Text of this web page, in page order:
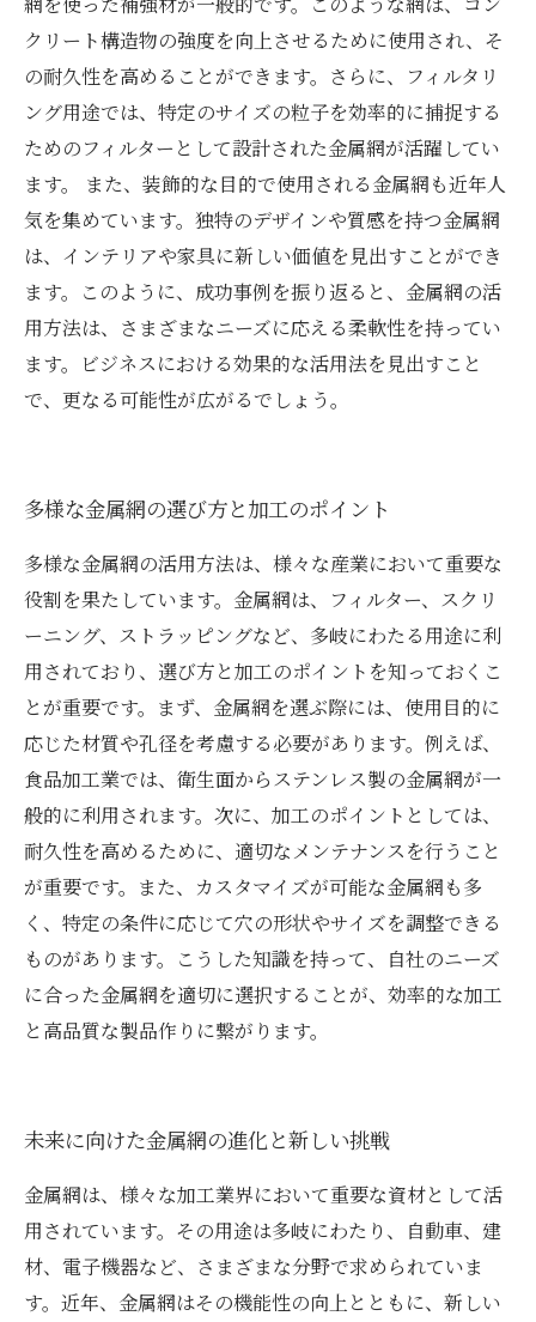
クリート構造物の強度を向上させるために使用され、そ
の耐久性を高めることができます。さらに、フィルタリ
ング用途では、特定のサイズの粒子を効率的に捕捉する
ためのフィルターとして設計された金属網が活躍してい
ます。 また、装飾的な目的で使用される金属網も近年人
気を集めています。独特のデザインや質感を持つ金属網
は、インテリアや家具に新しい価値を見出すことができ
ます。このように、成功事例を振り返ると、金属網の活
用方法は、さまざまなニーズに応える柔軟性を持ってい
ます。ビジネスにおける効果的な活用法を見出すこと
で、更なる可能性が広がるでしょう。
多様な金属網の選び方と加工のポイント
多様な金属網の活用方法は、様々な産業において重要な
役割を果たしています。金属網は、フィルター、スクリ
ーニング、ストラッピングなど、多岐にわたる用途に利
用されており、選び方と加工のポイントを知っておくこ
とが重要です。まず、金属網を選ぶ際には、使用目的に
応じた材質や孔径を考慮する必要があります。例えば、
食品加工業では、衛生面からステンレス製の金属網が一
般的に利用されます。次に、加工のポイントとしては、
耐久性を高めるために、適切なメンテナンスを行うこと
が重要です。また、カスタマイズが可能な金属網も多
く、特定の条件に応じて穴の形状やサイズを調整できる
ものがあります。こうした知識を持って、自社のニーズ
に合った金属網を適切に選択することが、効率的な加工
と高品質な製品作りに繋がります。
未来に向けた金属網の進化と新しい挑戦
金属網は、様々な加工業界において重要な資材として活
用されています。その用途は多岐にわたり、自動車、建
材、電子機器など、さまざまな分野で求められていま
す。近年、金属網はその機能性の向上とともに、新しい